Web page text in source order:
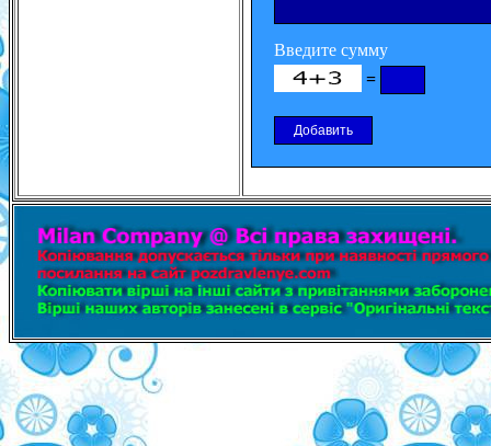
Введите сумму
=